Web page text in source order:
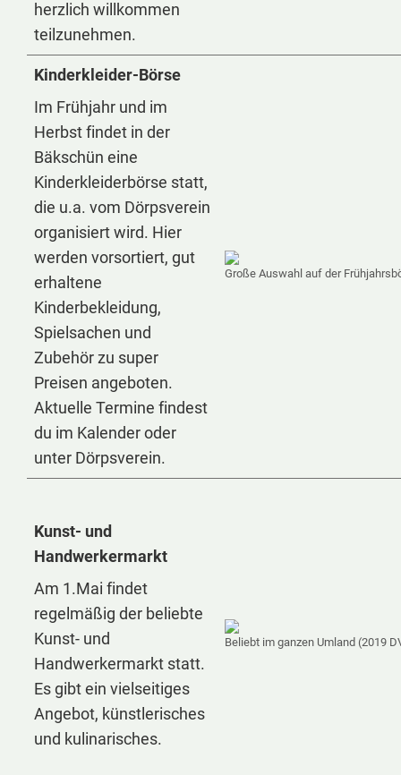
herzlich willkommen
teilzunehmen.
Kinderkleider-Börse
Im Frühjahr und im
Herbst findet in der
Bäkschün eine
Kinderkleiderbörse statt,
die u.a. vom Dörpsverein
organisiert wird. Hier
werden vorsortiert, gut
erhaltene
Kinderbekleidung,
Spielsachen und
Zubehör zu super
Preisen angeboten.
Aktuelle Termine findest
du im Kalender oder
unter Dörpsverein.
Große Auswahl auf der
Kunst- und
Handwerkermarkt
Am 1.Mai findet
regelmäßig der beliebte
Kunst- und
Handwerkermarkt statt.
Es gibt ein vielseitiges
Angebot, künstlerisches
und kulinarisches.
Beliebt im ganzen Umland (2019